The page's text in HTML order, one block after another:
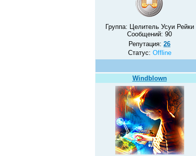
Группа: Целитель Усуи Рейки
Сообщений: 90
Репутация: 26
Статус: Offline
Windblown